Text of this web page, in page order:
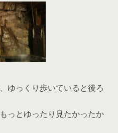
ゆっくり歩いていると後ろ
っとゆったり見たかったか